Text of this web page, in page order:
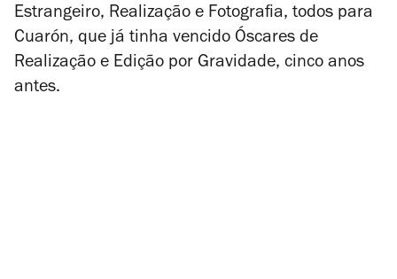
Estrangeiro, Realização e Fotografia, todos para
Cuarón, que já tinha vencido Óscares de
Realização e Edição por Gravidade, cinco anos
antes.